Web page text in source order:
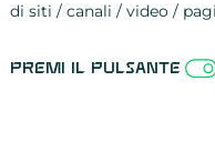
di siti / canali / video /
Premi il pulsante